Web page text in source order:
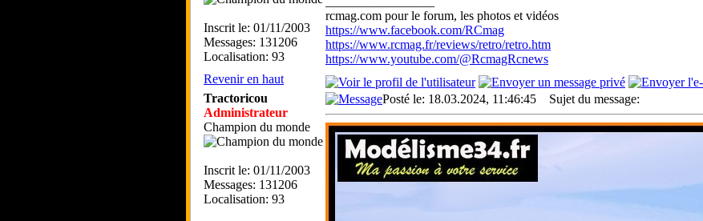
Inscrit le: 01/11/2003
Messages: 131206
Localisation: 93
rcmag.com pour le forum, les photos et vidéos
https://www.facebook.com/RCmag
https://www.rcmag.fr/reviews/retro/retro.htm
https://www.youtube.com/@RcmagRcnews
Revenir en haut
Tractoricou
Administrateur
Champion du monde
Inscrit le: 01/11/2003
Messages: 131206
Localisation: 93
Posté le: 18.03.2024, 11:46:45 Sujet du message: